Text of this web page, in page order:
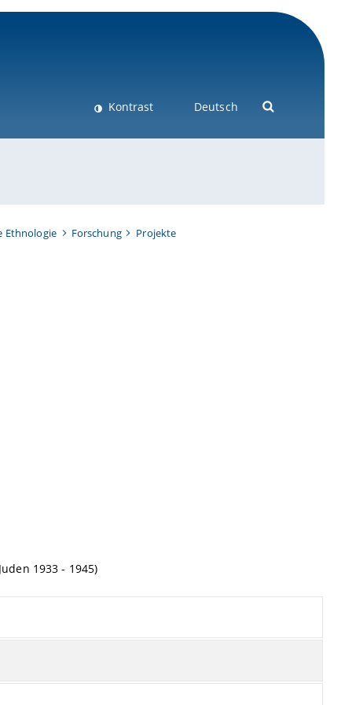
Kontrast Deutsch
Ethnologie Forschung
Projekte
1933 - 1945)